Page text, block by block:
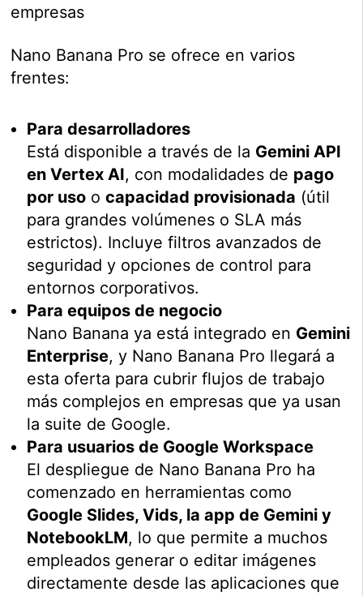
empresas
Nano Banana Pro se ofrece en varios
frentes:
Para desarrolladores
Está disponible a través de la Gemini API
en Vertex AI, con modalidades de pago
por uso ocapacidad provisionada (útil
para grandes volúmenes o SLA más
estrictos). Incluye filtros avanzados de
seguridad y opciones de control para
entornos corporativos.
Para equipos de negocio
Nano Banana ya está integrado en Gemini
Enterprise, y Nano Banana Pro llegará a
esta oferta para cubrir flujos de trabajo
más complejos en empresas que ya usan
la suite de Google.
Para usuarios de Google Workspace
El despliegue de Nano Banana Pro ha
comenzado en herramientas como
Google Slides, Vids, la app de Gemini y
NotebookLM, lo que permite a muchos
empleados generar o editar imágenes
directamente desde las aplicaciones que